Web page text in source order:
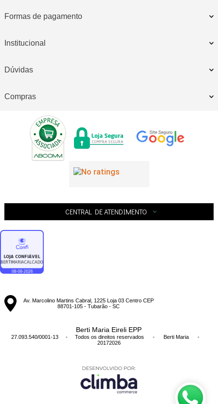
Formas de pagamento
Institucional
Dúvidas
Compras
CENTRAL DE ATENDIMENTO
Av. Marcolino Martins Cabral, 1225 Loja 03 Centro CEP
88701-105 - Tubarão - SC
Berti Maria Eireli EPP
27.093.540/0001-13 - Todos os direitos reservados - Berti Maria
-
20172026